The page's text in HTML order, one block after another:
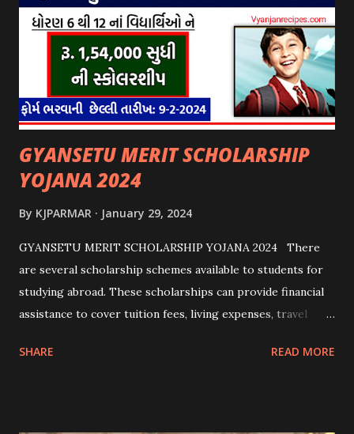
GYANSETU MERIT SCHOLARSHIP
YOJANA 2024
By KJPARMAR January 29, 2024
GYANSETU MERIT SCHOLARSHIP YOJANA 2024 There
are several scholarship schemes available to students for
studying abroad. These scholarships can provide financial
assistance to cover tuition fees, living expenses, travel
scholarship schemes that students can explore: 1.
SHARE READ MORE